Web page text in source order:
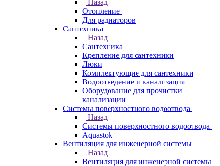
Назад
Отопление
Для радиаторов
Сантехника
Назад
Сантехника
Крепление для сантехники
Люки
Комплектующие для сантехники
Водоотведение и канализация
Оборудование для прочистки
канализации
Системы поверхностного водоотвода
Назад
Системы поверхностного водоотвода
Aquastok
Вентиляция для инженерной системы
Назад
Вентиляция для инженерной системы